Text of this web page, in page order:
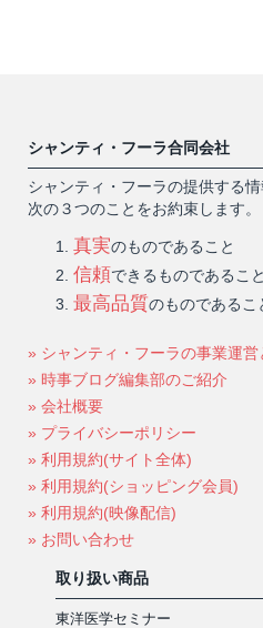
シャンティ・フーラ合同会社
シャンティ・フーラの提供する
次の３つのことをお約束します。
真実のものであること
信頼できるものであること
最高品質のものであるこ
» シャンティ・フーラの事業運営
» 時事ブログ編集部のご紹介
» 会社概要
» プライバシーポリシー
» 利用規約(サイト全体)
» 利用規約(ショッピング会員)
» 利用規約(映像配信)
» お問い合わせ
取り扱い商品
東洋医学セミナー